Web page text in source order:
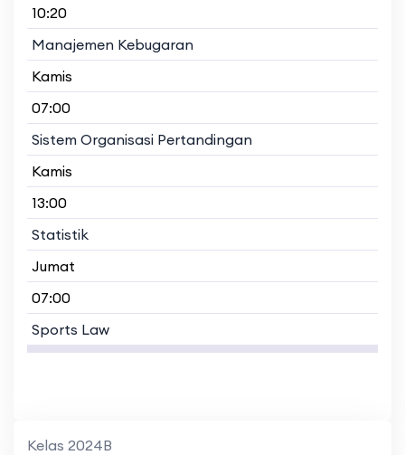
10:20
Manajemen Kebugaran
Kamis
07:00
Sistem Organisasi Pertandingan
Kamis
13:00
Statistik
Jumat
07:00
Sports Law
Kelas 2024B